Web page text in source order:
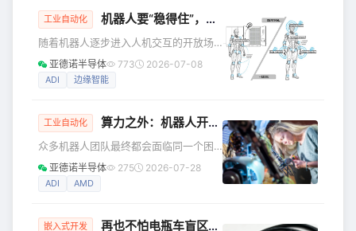
为您提供清晰的思路，让您能够自信地
不妨从长度维度来看：键合线长几毫
米，PCB走线长几厘米，两者仅占整个
引脚到引脚通道的极小部分，其余则是
串器的引脚，通
工业自动化 机器人要“稳得住”，核心难题是...
随着机器人逐步进入人机交互的开放场
景，明确感知、决策与控制模块的部署
位置，对设备的稳定性、安全性、响应
关节、传感器与执行器必须协同运作，
旦协同机制失效，机器人便会摔倒。 本
文将解析机器人智能的实际承载位置，
梳理中央计算单元、边缘系统与本地控
计的核心意义。 实时性
亚德诺半导体 773 2026-07-08
ADI 边缘智能
工业自动化 算力之外：机器人开发者为何需要“感知-控制-计算”一体化
众多机器人团队最终都会面临同一个困
惑：明明芯片性能表现出色、基准测试
结果亮眼、技术演示也稳定流畅，可为
间？问题的关键往往不在处理器本身，
亚德诺半导体 275 2026-07-28
ADI AMD
嵌入式开发 再也不怕电瓶车盲区有人了！我用STM32，做了个雷达……